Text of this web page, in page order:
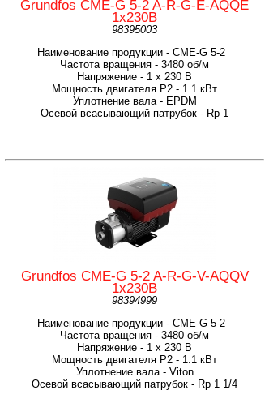
Grundfos CME-G 5-2 A-R-G-E-AQQE
1х230В
98395003
Наименование продукции - CME-G 5-2
Частота вращения - 3480 об/м
Напряжение - 1 х 230 В
Мощность двигателя P2 - 1.1 кВт
Уплотнение вала - EPDM
Осевой всасывающий патрубок - Rp 1
Grundfos CME-G 5-2 A-R-G-V-AQQV
1х230В
98394999
Наименование продукции - CME-G 5-2
Частота вращения - 3480 об/м
Напряжение - 1 х 230 В
Мощность двигателя P2 - 1.1 кВт
Уплотнение вала - Viton
Осевой всасывающий патрубок - Rp 1 1/4